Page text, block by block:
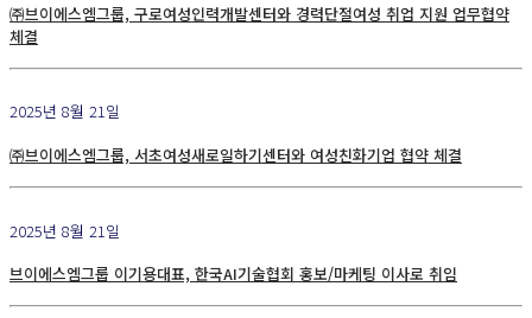
㈜브이에스엠그룹, 구로여성인력개발센터와 경력단절여성 취업 지원 업무협약
체결
2025년 8월 21일
㈜브이에스엠그룹, 서초여성새로일하기센터와 여성친화기업 협약 체결
2025년 8월 21일
브이에스엠그룹 이기용대표, 한국AI기술협회 홍보/마케팅 이사로 취임